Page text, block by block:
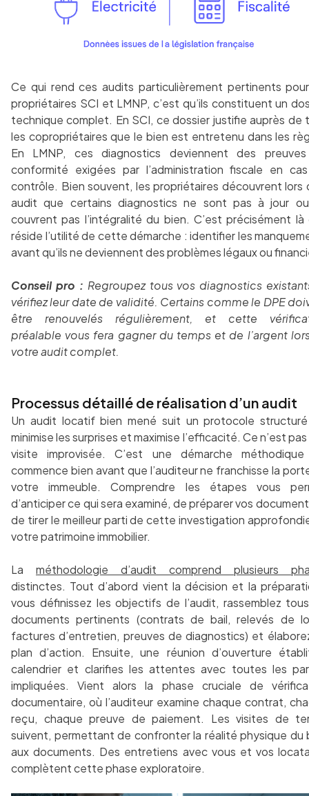
Ce qui rend ces audits particulièrement pertinents
propriétaires SCI et LMNP, c’est qu’ils constituent un
technique complet. En SCI, ce dossier justifie auprès de
les copropriétaires que le bien est entretenu dans les
En LMNP, ces diagnostics deviennent des
conformité exigées par l’administration fiscale en
contrôle. Bien souvent, les propriétaires découvrent lors
audit que certains diagnostics ne sont pas à jour
couvrent pas l’intégralité du bien. C’est précisément là
réside l’utilité de cette démarche : identifier les
avant qu’ils ne deviennent des problèmes légaux ou
Conseil pro : Regroupez tous vos diagnostics
vérifiez leur date de validité. Certains comme le DPE
être renouvelés régulièrement, et cette
préalable vous fera gagner du temps et de l’argent
votre audit complet.
Processus détaillé de réalisation d’un audit
Un audit locatif bien mené suit un protocole
minimise les surprises et maximise l’efficacité. Ce n’est
visite improvisée. C’est une démarche
commence bien avant que l’auditeur ne franchisse la
votre immeuble. Comprendre les étapes vous
d’anticiper ce qui sera examiné, de préparer vos
de tirer le meilleur parti de cette investigation
votre patrimoine immobilier.
La méthodologie d’audit comprend plusieurs
distinctes. Tout d’abord vient la décision et la
vous définissez les objectifs de l’audit, rassemblez
documents pertinents (contrats de bail, relevés de
factures d’entretien, preuves de diagnostics) et
plan d’action. Ensuite, une réunion d’ouverture
calendrier et clarifies les attentes avec toutes les
impliquées. Vient alors la phase cruciale de
documentaire, où l’auditeur examine chaque contrat,
reçu, chaque preuve de paiement. Les visites de
suivent, permettant de confronter la réalité physique du
aux documents. Des entretiens avec vous et vos
complètent cette phase exploratoire.